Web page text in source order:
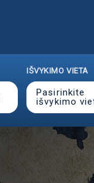
IŠVYKIMO VIETA
Pasirinkite
išvykimo